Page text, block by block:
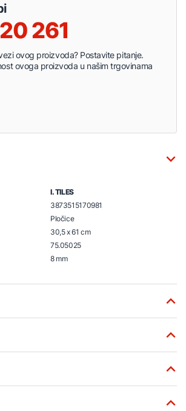
261
ovog proizvoda? Postavite pitanje.
ovoga proizvoda u našim trgovinama
I. TILES
3873515170981
Pločice
30,5 x 61 cm
75.05025
8 mm